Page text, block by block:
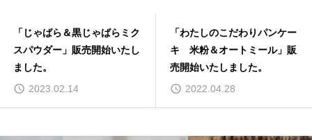
「わたしのこだわりパンケー
キ 米粉＆オートミール」販
売開始いたしました。
2022.04.28
「アンセリンカプセル」を販
売開始いたしました。
2017.03.30